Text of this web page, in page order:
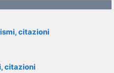
citazioni
citazioni